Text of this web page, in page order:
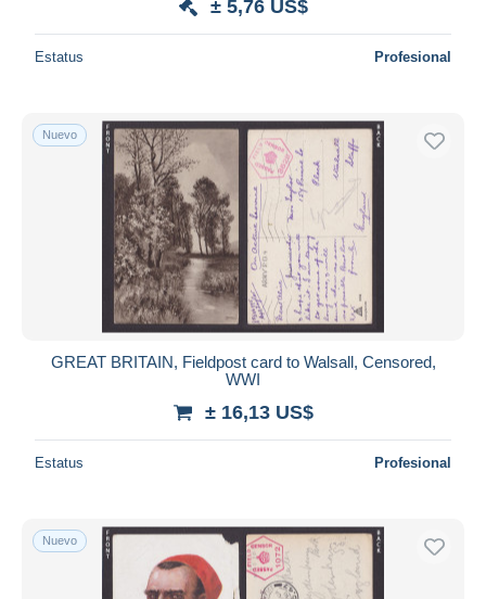
± 5,76 US$
Estatus Profesional
Nuevo
GREAT BRITAIN, Fieldpost card to Walsall, Censored,
WWI
± 16,13 US$
Estatus Profesional
Nuevo